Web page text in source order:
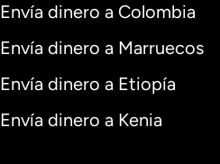
Envía dinero a Colombia
Envía dinero a Marruecos
Envía dinero a Etiopía
Envía dinero a Kenia